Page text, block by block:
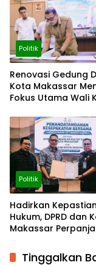
Politik
Renovasi Gedung
Kota Makassar
Fokus Utama Wali
Politik
Hadirkan Kepastian
Hukum, DPRD dan
Makassar
Tinggalkan